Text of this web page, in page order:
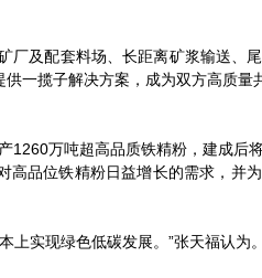
及配套料场、长距离矿浆输送、
一揽子解决方案，成为双方高质量
万吨超高品质铁精粉，建成后
品位铁精粉日益增长的需求，并
实现绿色低碳发展。”张天福认为。